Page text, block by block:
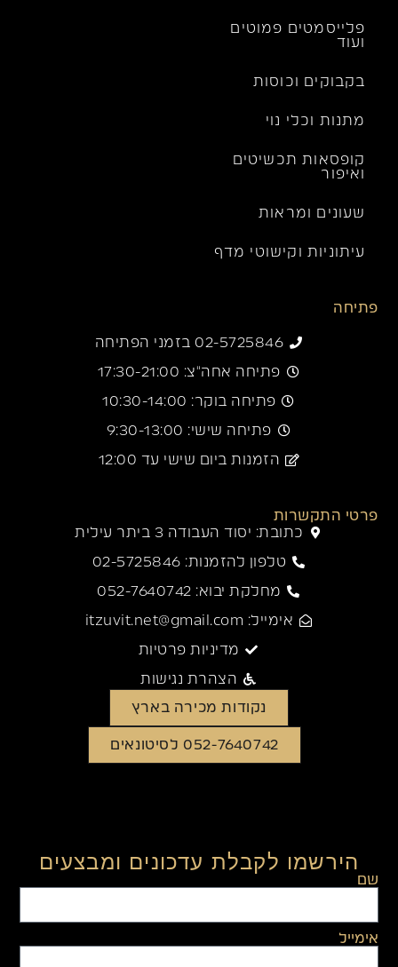
פלייסמטים פמוטים
ועוד
בקבוקים וכוסות
מתנות וכלי נוי
קופסאות תכשיטים
ואיפור
שעונים ומראות
עיתוניות וקישוטי מדף
פתיחה
02-5725846 בזמני הפתיחה
פתיחה אחה"צ: 17:30-21:00
פתיחה בוקר: 10:30-14:00
פתיחה שישי: 9:30-13:00
הזמנות ביום שישי עד 12:00
פרטי התקשרות
כתובת: יסוד העבודה 3 ביתר עילית
טלפון להזמנות: 02-5725846
מחלקת יבוא: 052-7640742
אימייל: itzuvit.net@gmail.com
מדיניות פרטיות
הצהרת נגישות
נקודות מכירה בארץ
052-7640742 לסיטונאים
הירשמו לקבלת עדכונים ומבצעים
שם
אימייל